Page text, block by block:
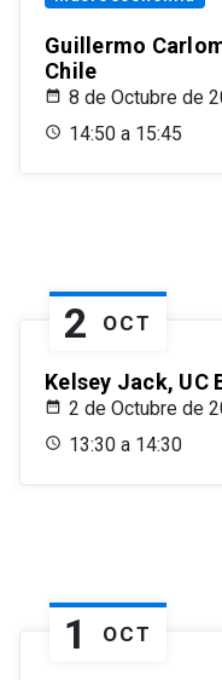
Guillermo
Chile
8 de Octubre de
14:50 a 15:45
2 OCT
Kelsey Jack, UC
2 de Octubre de
13:30 a 14:30
1 OCT